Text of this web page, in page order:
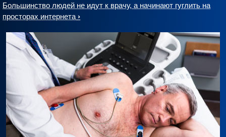
Большинство людей не идут к врачу, а начинают гуглить на
просторах интернета